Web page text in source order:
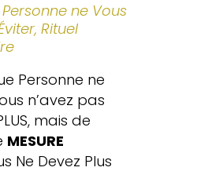
ne Vous
Rituel
Personne ne
n’avez pas
mais de
MESURE
Ne Devez Plus